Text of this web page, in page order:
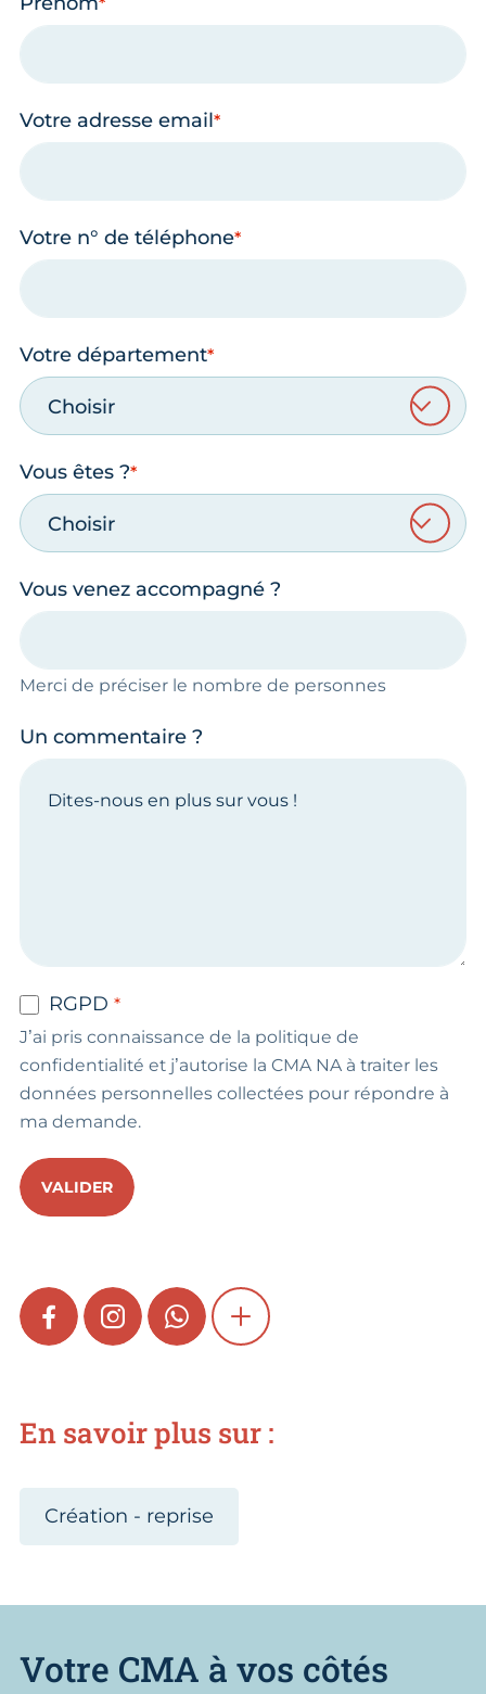
Votre adresse email
Votre n° de téléphone
Votre département
Choisir
Vous êtes ?
Choisir
Vous venez accompagné ?
Merci de préciser le nombre de personnes
Un commentaire ?
RGPD
J’ai pris connaissance de la politique de
confidentialité et j’autorise la CMA NA à traiter les
données personnelles collectées pour répondre à
ma demande.
VALIDER
FACEBOOKINSTAGRAMWHATSAPPSHOW MORE
En savoir plus sur :
Création - reprise
Votre CMA à vos côtés